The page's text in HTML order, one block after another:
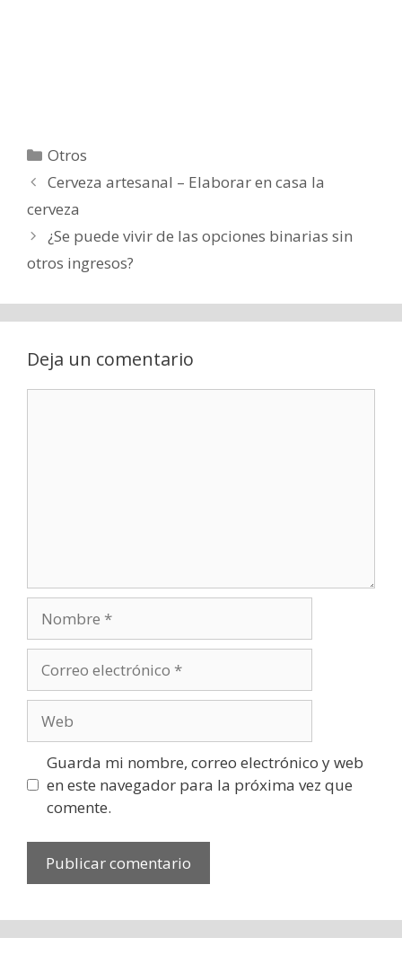
Categorías
Otros
Cerveza artesanal – Elaborar en casa la
cerveza
¿Se puede vivir de las opciones binarias sin
otros ingresos?
Deja un comentario
electrónico
Guarda mi nombre, correo electrónico y web
en este navegador para la próxima vez que
comente.